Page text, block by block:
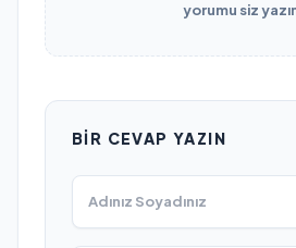
yorumu siz
BIR CEVAP YAZIN